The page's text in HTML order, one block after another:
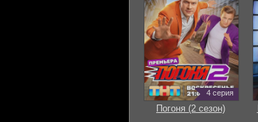
4 серия
Погоня (2 сезон)